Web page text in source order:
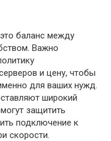
баланс между
Важно
и цену, чтобы
для ваших нужд.
широкий
защитить
подключение к
скорости.